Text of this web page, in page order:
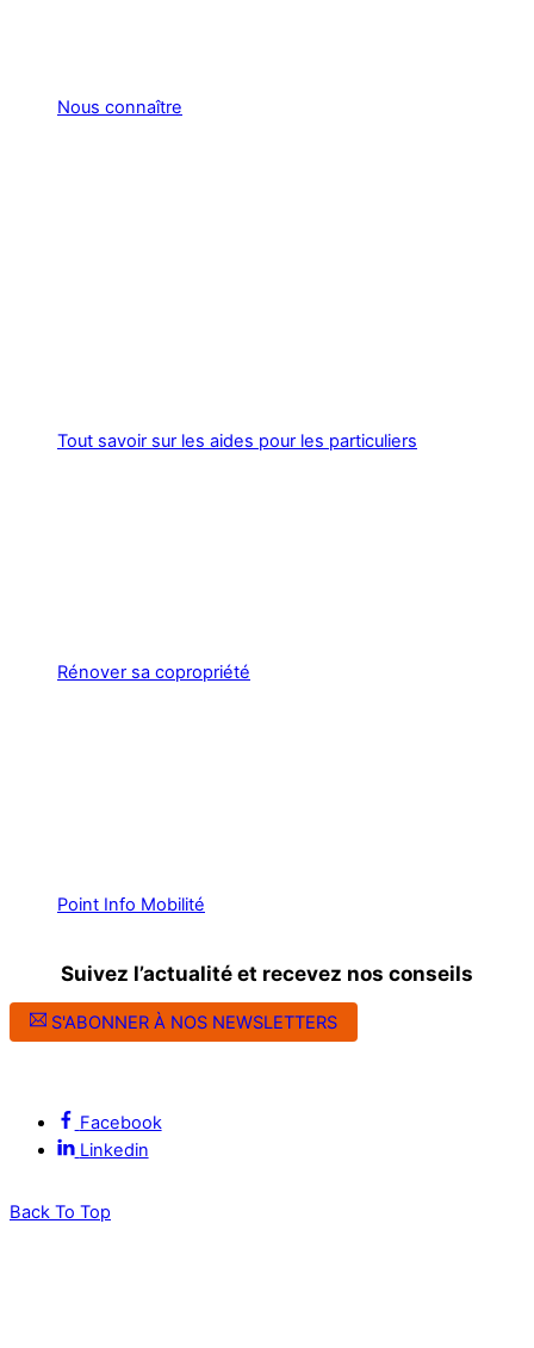
Nous connaître
Tout savoir sur les aides pour les particuliers
Rénover sa copropriété
Point Info Mobilité
Suivez l’actualité et recevez nos conseils
S'ABONNER À NOS NEWSLETTERS
Facebook
Linkedin
Back To Top